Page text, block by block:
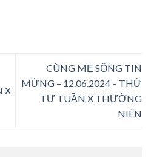
X
CÙNG MẸ SỐNG TIN
MỪNG – 12.06.2024 – THỨ
TƯ TUẦN X THƯỜNG
NIÊN